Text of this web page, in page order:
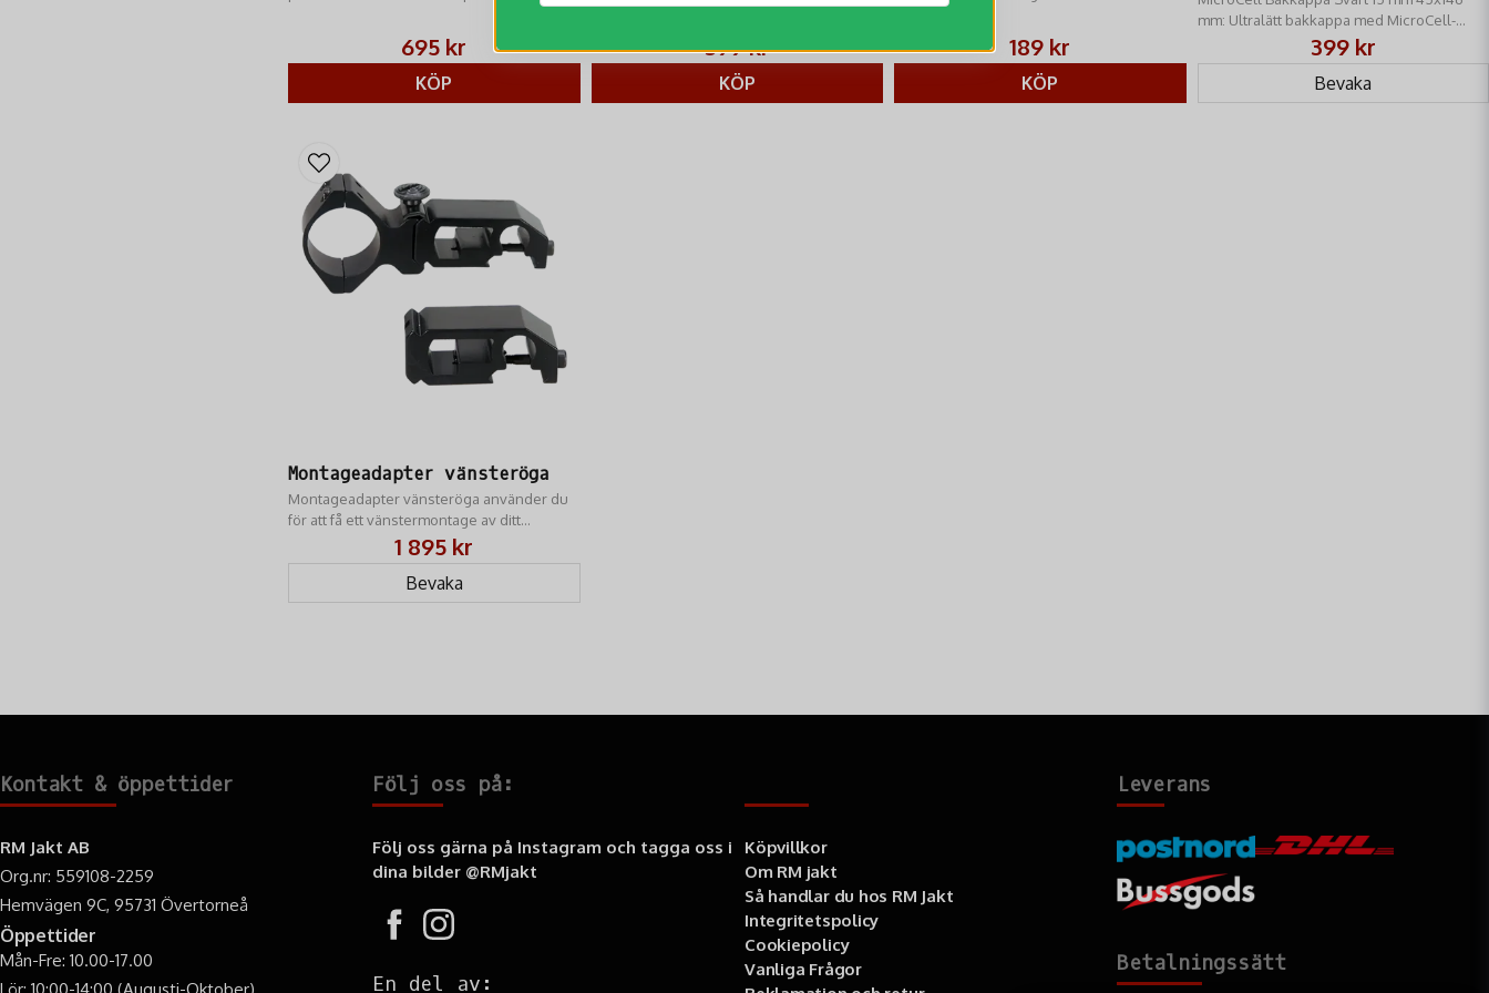
695 kr
KÖP
399 kr
KÖP
189 kr
KÖP
mm: Ultralätt bakkappa med MicroCell-
teknologi. Överlägsen rekyldämpning. 15
mm tjock för bästa komfort.
399 kr
Bevaka
Montageadapter vänsteröga
Montageadapter vänsteröga använder du
för att få ett v​änstermontage av ditt
kikarsikte för högerskyttar.
1 895 kr
Bevaka
Kontakt & öppettider
RM Jakt AB
Org.nr: 559108-2259
Hemvägen 9C, 95731 Övertorneå
Öppettider
Mån-Fre: 10.00-17.00
Följ oss på:
Följ oss gärna på Instagram och tagga oss i
dina bilder @RMjakt
En del av:
Köpvillkor
Om RM jakt
Så handlar du hos RM Jakt
Integritetspolicy
Cookiepolicy
Vanliga Frågor
Leverans
Betalningssätt